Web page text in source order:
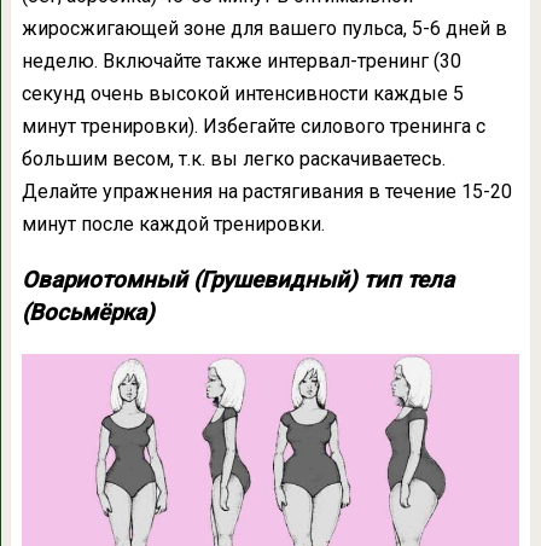
жиросжигающей зоне для вашего пульса, 5-6 дней в
неделю. Включайте также интервал-тренинг (30
секунд очень высокой интенсивности каждые 5
минут тренировки). Избегайте силового тренинга с
большим весом, т.к. вы легко раскачиваетесь.
Делайте упражнения на растягивания в течение 15-20
минут после каждой тренировки.
Овариотомный (Грушевидный) тип тела
(Восьмёрка)